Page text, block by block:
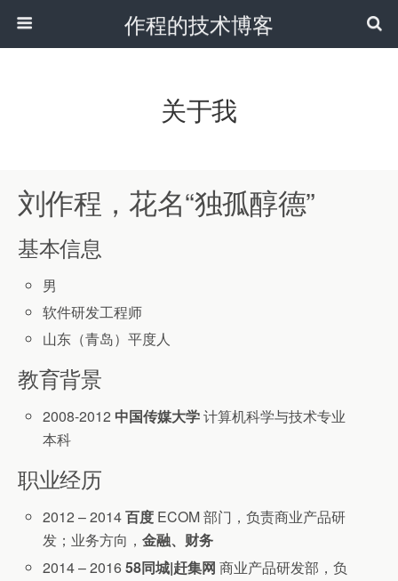
作程的技术博客
关于我
刘作程，花名“独孤醇德”
基本信息
男
软件研发工程师
山东（青岛）平度人
教育背景
2008-2012 中国传媒大学计算机科学与技术专业
本科
职业经历
2012 – 2014百度 ECOM 部门，负责商业产品研
发；业务方向，金融、财务
2014 – 201658同城|赶集网 商业产品研发部，负